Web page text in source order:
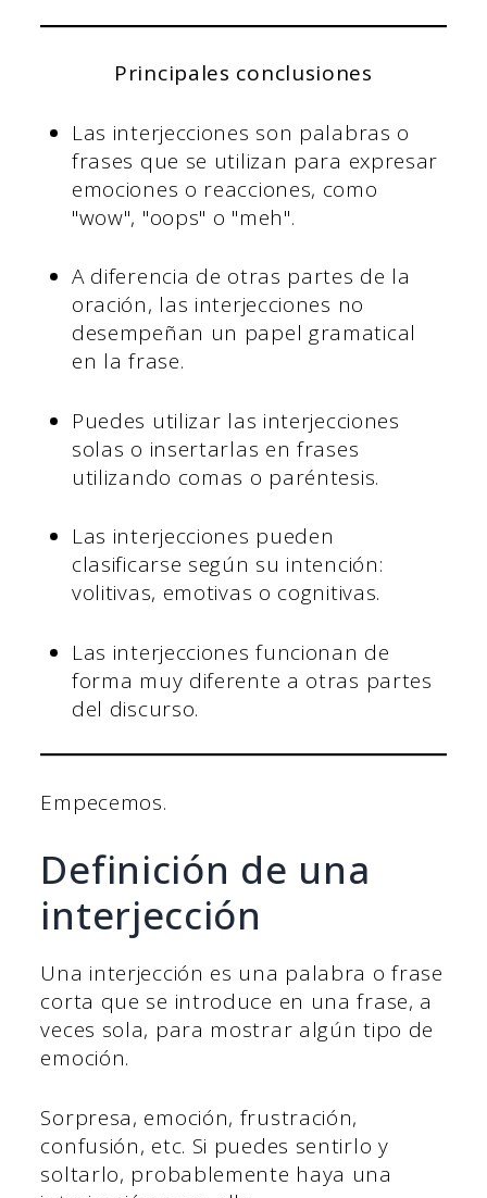
Principales conclusiones
Las interjecciones son palabras o
frases que se utilizan para expresar
emociones o reacciones, como
"wow", "oops" o "meh".
A diferencia de otras partes de la
oración, las interjecciones no
desempeñan un papel gramatical
en la frase.
Puedes utilizar las interjecciones
solas o insertarlas en frases
utilizando comas o paréntesis.
Las interjecciones pueden
clasificarse según su intención:
volitivas, emotivas o cognitivas.
Las interjecciones funcionan de
forma muy diferente a otras partes
del discurso.
Empecemos.
Definición de una
interjección
Una interjección es una palabra o frase
corta que se introduce en una frase, a
veces sola, para mostrar algún tipo de
emoción.
Sorpresa, emoción, frustración,
confusión, etc. Si puedes sentirlo y
soltarlo, probablemente haya una